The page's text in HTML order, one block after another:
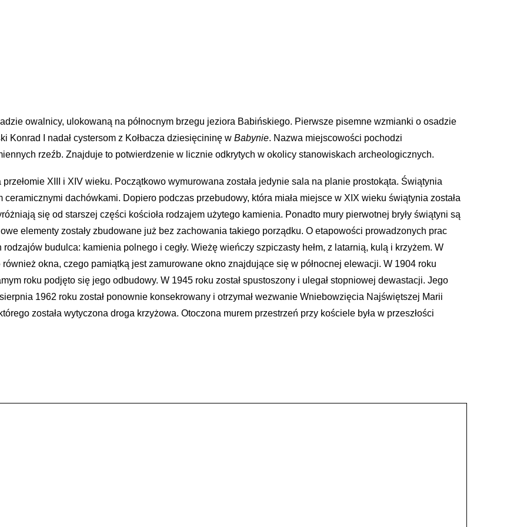
owalnicy, ulokowaną na północnym brzegu jeziora Babińskiego. Pierwsze pisemne wzmianki o osadzie
Konrad I nadał cystersom z Kołbacza dziesięcininę w Babynie. Nazwa miejscowości pochodzi
rzeźb. Znajduje to potwierdzenie w licznie odkrytych w okolicy stanowiskach archeologicznych.
XIII i XIV wieku. Początkowo wymurowana została jedynie sala na planie prostokąta. Świątynia
dachówkami. Dopiero podczas przebudowy, która miała miejsce w XIX wieku świątynia została
się od starszej części kościoła rodzajem użytego kamienia. Ponadto mury pierwotnej bryły świątyni są
elementy zostały zbudowane już bez zachowania takiego porządku. O etapowości prowadzonych prac
budulca: kamienia polnego i cegły. Wieżę wieńczy szpiczasty hełm, z latarnią, kulą i krzyżem. W
okna, czego pamiątką jest zamurowane okno znajdujące się w północnej elewacji. W 1904 roku
roku podjęto się jego odbudowy. W 1945 roku został spustoszony i ulegał stopniowej dewastacji. Jego
1962 roku został ponownie konsekrowany i otrzymał wezwanie Wniebowzięcia Najświętszej Marii
została wytyczona droga krzyżowa. Otoczona murem przestrzeń przy kościele była w przeszłości